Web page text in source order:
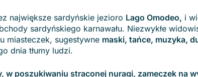
największe sardyńskie jezioro Lago Omodeo, i
sardyńskiego karnawału. Niezwykłe
miasteczek, sugestywne maski, tańce, muzyka,
dnia tłumy ludzi.
w poszukiwaniu straconej nuragi, zameczek na